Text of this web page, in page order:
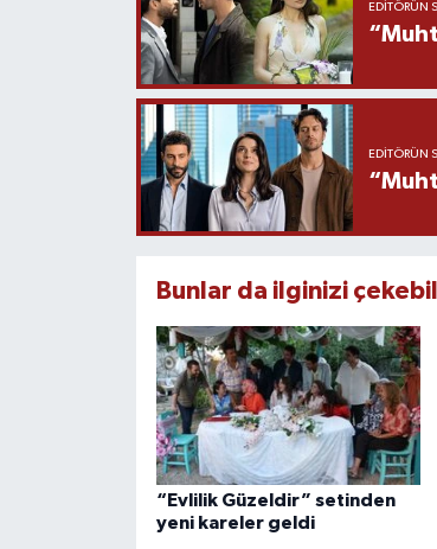
EDITÖRÜN
EDITÖRÜN
Bunlar da ilginizi
“Evlilik Güzeldir” setinden
yeni kareler geldi